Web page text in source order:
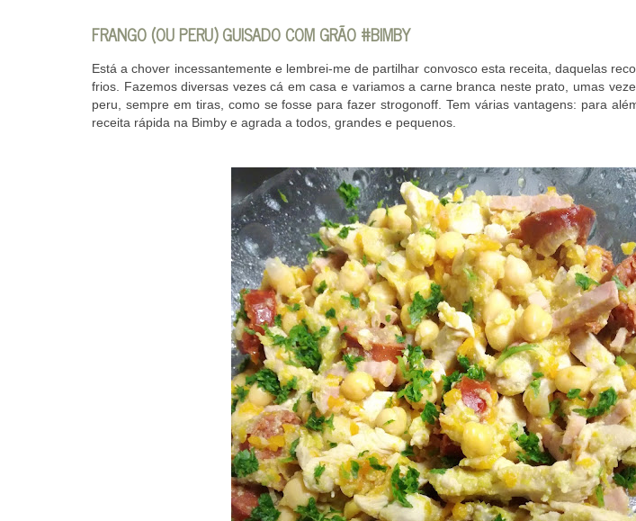
FRANGO (OU PERU) GUISADO COM GRÃO #BIMBY
Está a chover incessantemente e lembrei-me de partilhar convosco esta receita, daquelas
frios. Fazemos diversas vezes cá em casa e variamos a carne branca neste prato, umas
peru, sempre em tiras, como se fosse para fazer strogonoff. Tem várias vantagens: para
receita rápida na Bimby e agrada a todos, grandes e pequenos.